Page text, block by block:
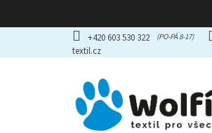
obsah
+420 603 530 322
textil.cz